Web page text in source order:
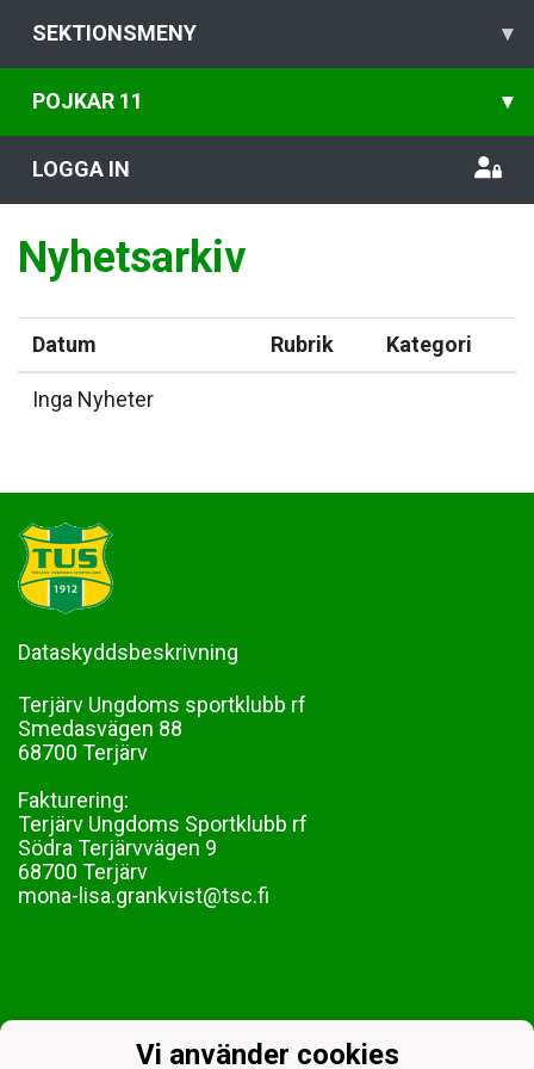
SEKTIONSMENY ▾
POJKAR 11 ▾
LOGGA IN
Nyhetsarkiv
Datum Rubrik Kategori
Inga Nyheter
Dataskyddsbeskrivning
Terjärv Ungdoms sportklubb rf
Smedasvägen 88
68700 Terjärv
Fakturering:
Terjärv Ungdoms Sportklubb rf
Södra Terjärvvägen 9
68700 Terjärv
mona-lisa.grankvist@tsc.fi
Vi använder cookies